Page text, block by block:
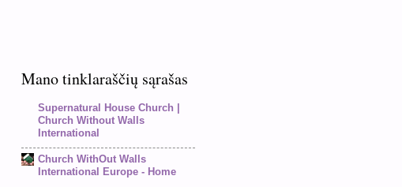
Mano tinklaraščių sąrašas
Supernatural House Church |
Church Without Walls
International
Church WithOut Walls
International Europe - Home